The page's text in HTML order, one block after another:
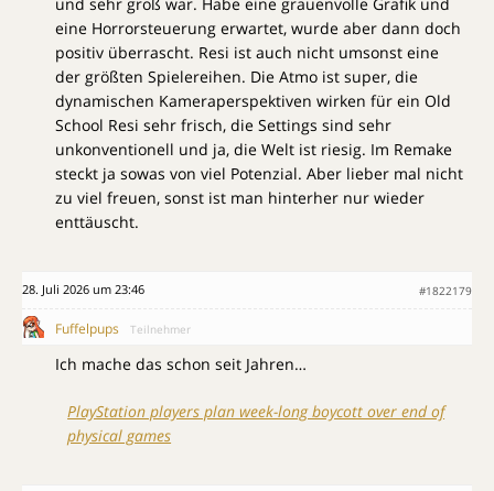
eine Horrorsteuerung erwartet, wurde aber dann doch
positiv überrascht. Resi ist auch nicht umsonst eine
der größten Spielereihen. Die Atmo ist super, die
dynamischen Kameraperspektiven wirken für ein Old
School Resi sehr frisch, die Settings sind sehr
unkonventionell und ja, die Welt ist riesig. Im Remake
steckt ja sowas von viel Potenzial. Aber lieber mal nicht
zu viel freuen, sonst ist man hinterher nur wieder
enttäuscht.
28. Juli 2026 um 23:46 #1822179
Fuffelpups Teilnehmer
Ich mache das schon seit Jahren…
PlayStation players plan week-long boycott over end of
physical games